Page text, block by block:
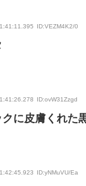
ID:VEZM4K2/0
ID:ovW31Zzgd
に皮膚くれた
ID:yNMuVU/Ea